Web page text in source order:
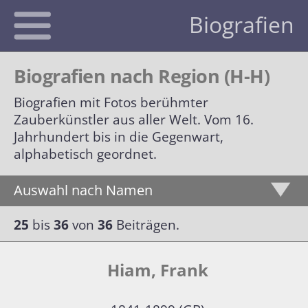
Biografien
Aktuelles
Clubs
Magic Promotion Club
Magischer Ring Schweiz
Interner Bereich
FISM
Alle Preisträger
Mehrfache Preisträger
Preisträger nach Ländern
Künstler Schweiz
Händler CH | DE | AT
Biografien nach Region (H-H)
Biografien mit Fotos berühmter
Zauberkünstler aus aller Welt. Vom 16.
Jahrhundert bis in die Gegenwart,
alphabetisch geordnet.
Auswahl nach Namen
25 bis36von 36 Beiträgen.
Hiam, Frank